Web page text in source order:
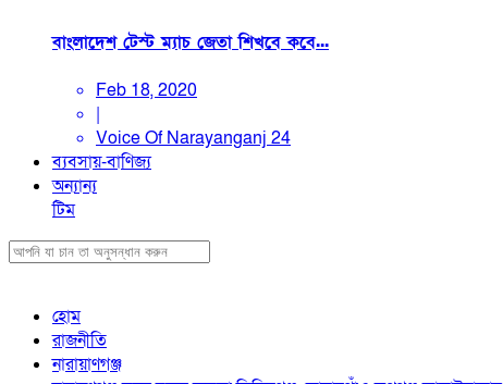
বাংলাদেশ টেস্ট ম্যাচ জেতা শিখবে কবে...
Feb 18, 2020
|
Voice Of Narayanganj 24
ব্যবসায়-বাণিজ্য
অন্যান্য
টিম
হোম
রাজনীতি
নারায়াণগঞ্জ